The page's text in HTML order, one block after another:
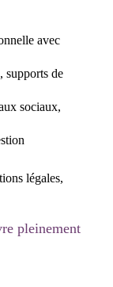
avec
supports de
sociaux,
légales,
pleinement